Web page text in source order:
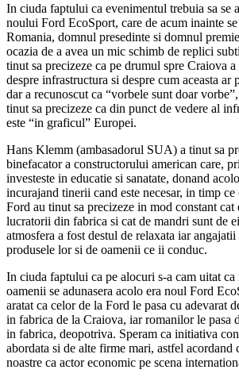
In ciuda faptului ca evenimentul trebuia sa se
noului Ford EcoSport, care de acum inainte
Romania, domnul presedinte si domnul
ocazia de a avea un mic schimb de replici
tinut sa precizeze ca pe drumul spre Craiova
despre infrastructura si despre cum aceasta ar
dar a recunoscut ca “vorbele sunt doar
tinut sa precizeze ca din punct de vedere al
este “in graficul” Europei.
Hans Klemm (ambasadorul SUA) a tinut sa
binefacator a constructorului american care,
investeste in educatie si sanatate, donand
incurajand tinerii cand este necesar, in timp
Ford au tinut sa precizeze in mod constant cat
lucratorii din fabrica si cat de mandri sunt de
atmosfera a fost destul de relaxata iar
produsele lor si de oamenii ce ii conduc.
In ciuda faptului ca pe alocuri s-a cam uitat
oamenii se adunasera acolo era noul Ford
aratat ca celor de la Ford le pasa cu adevarat
in fabrica de la Craiova, iar romanilor le pasa
in fabrica, deopotriva. Speram ca initiativa
abordata si de alte firme mari, astfel acordand
noastre ca actor economic pe scena